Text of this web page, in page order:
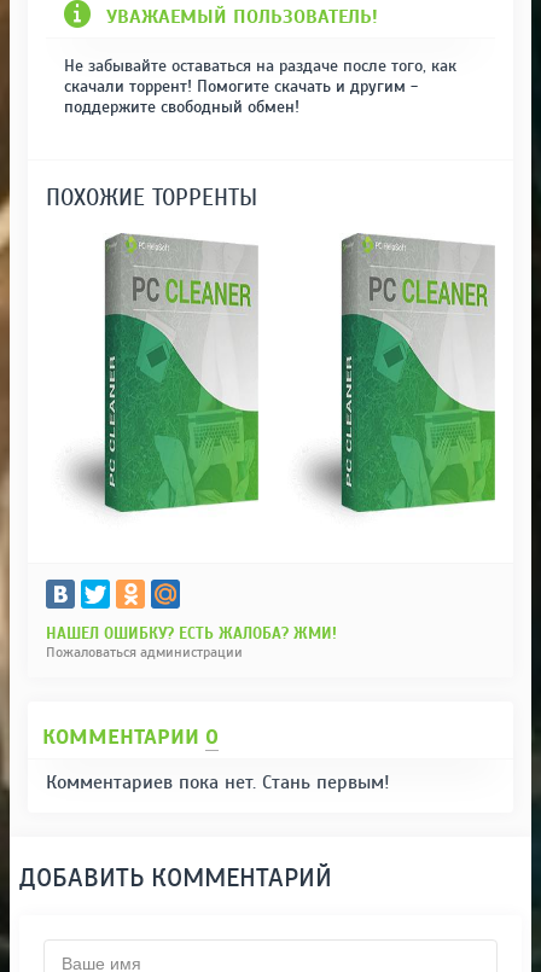
УВАЖАЕМЫЙ ПОЛЬЗОВАТЕЛЬ!
Не забывайте оставаться на раздаче после того, как
скачали торрент! Помогите скачать и другим -
поддержите свободный обмен!
ПОХОЖИЕ ТОРРЕНТЫ
НАШЕЛ ОШИБКУ? ЕСТЬ ЖАЛОБА? ЖМИ!
Пожаловаться администрации
КОММЕНТАРИИ 0
Комментариев пока нет. Стань первым!
ДОБАВИТЬ КОММЕНТАРИЙ